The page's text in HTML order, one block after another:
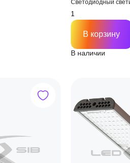
Светодиодный
В наличии
В корзину